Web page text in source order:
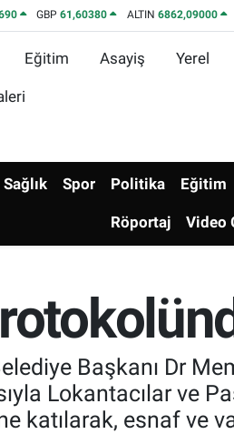
GBP61,60380 ALTIN 6862,09000
Eğitim Asayiş Yerel
Sağlık Spor Politika Eğitim
Röportaj Video
Başkanı Dr
Lokantacılar ve
katılarak, esnaf ve